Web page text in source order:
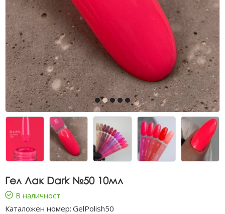
Гел Лак Dark №50 10мл
В наличност
Каталожен номер: GelPolish50